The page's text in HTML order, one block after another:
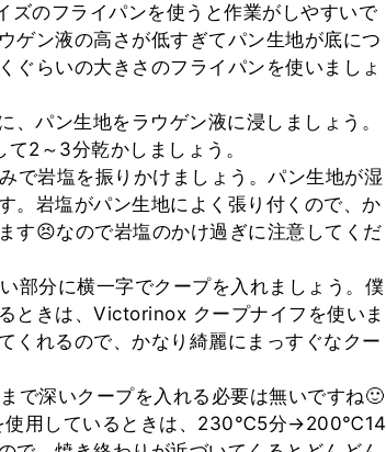
ズのフライパンを使うと作業がしやすいで
ゲン液の高さが低すぎてパン生地が底につ
ぐらいの大きさのフライパンを使いましょ
、パン生地をラウゲン液に浸しましょう。
2～3分乾かしましょう。
で岩塩を振りかけましょう。パン生地が湿
。岩塩がパン生地によく張り付くので、か
す😣なので岩塩のかけ過ぎに注意してくだ
部分に横一字でクープを入れましょう。僕
ときは、Victorinox クープナイフを使いま
くれるので、かなり綺麗にまっすぐなクー
で深いクープを入れる必要は無いですね🙂
使用しているときは、230℃5分→200℃14